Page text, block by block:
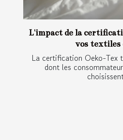
L'impact de la
vos textiles
La certification Oeko-Tex
dont les